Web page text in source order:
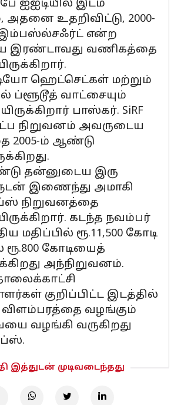
ஐஐடியில் இடம்
அதனை உதறிவிட்டு, 2000-
என்ற
இரண்டாவது வணிகத்தை
ஹெட்செட்கள் மற்றும்
ப்ளூடூத் வாட்சையும்
பாஸ்கர். SiRF
நிறுவனம் அவருடைய
2005-ம் ஆண்டு
தன்னுடைய இரு
இணைந்து அமாகி
நிறுவனத்தை
கடந்த நவம்பர்
மதிப்பில் ரூ.11,500 கோடி
ரூ.800 கோடியைத்
அந்நிறுவனம்.
குறிப்பிட்ட இடத்தில்
விளம்பரத்தை வழங்கும்
வழங்கி வருகிறது
இத்துடன் முடிவடைந்தது